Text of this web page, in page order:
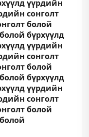
үүрдийн
сонголт
болой
бүрхүүлд
үүрдийн
сонголт
болой
бүрхүүлд
үүрдийн
сонголт
болой